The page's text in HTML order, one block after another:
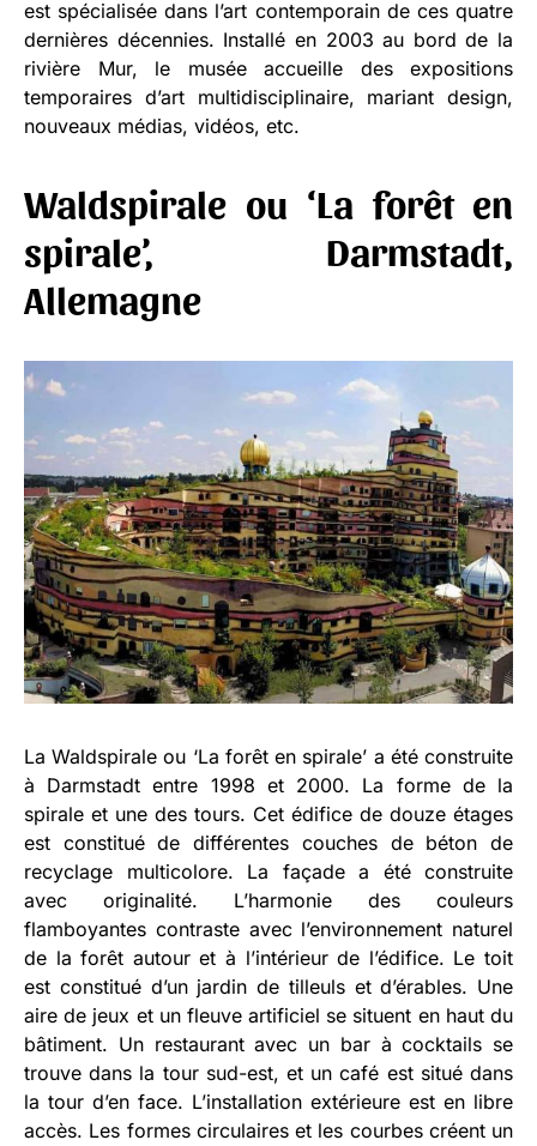
est spécialisée dans l’art contemporain de ces quatre
dernières décennies. Installé en 2003 au bord de la
rivière Mur, le musée accueille des expositions
temporaires d’art multidisciplinaire, mariant design,
nouveaux médias, vidéos, etc.
Waldspirale ou ‘La forêt en
spirale’, Darmstadt,
Allemagne
La Waldspirale ou ‘La forêt en spirale’ a été construite
à Darmstadt entre 1998 et 2000. La forme de la
spirale et une des tours. Cet édifice de douze étages
est constitué de différentes couches de béton de
recyclage multicolore. La façade a été construite
avec originalité. L’harmonie des couleurs
flamboyantes contraste avec l’environnement naturel
de la forêt autour et à l’intérieur de l’édifice. Le toit
est constitué d’un jardin de tilleuls et d’érables. Une
aire de jeux et un fleuve artificiel se situent en haut du
bâtiment. Un restaurant avec un bar à cocktails se
trouve dans la tour sud-est, et un café est situé dans
la tour d’en face. L’installation extérieure est en libre
accès. Les formes circulaires et les courbes créent un